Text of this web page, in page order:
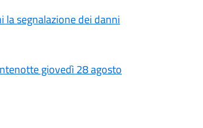
la segnalazione dei danni
giovedì 28 agosto